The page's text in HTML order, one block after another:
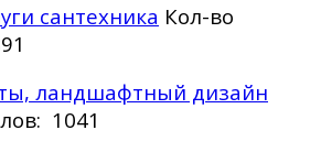
сантехника Кол-во
ландшафтный дизайн
1041